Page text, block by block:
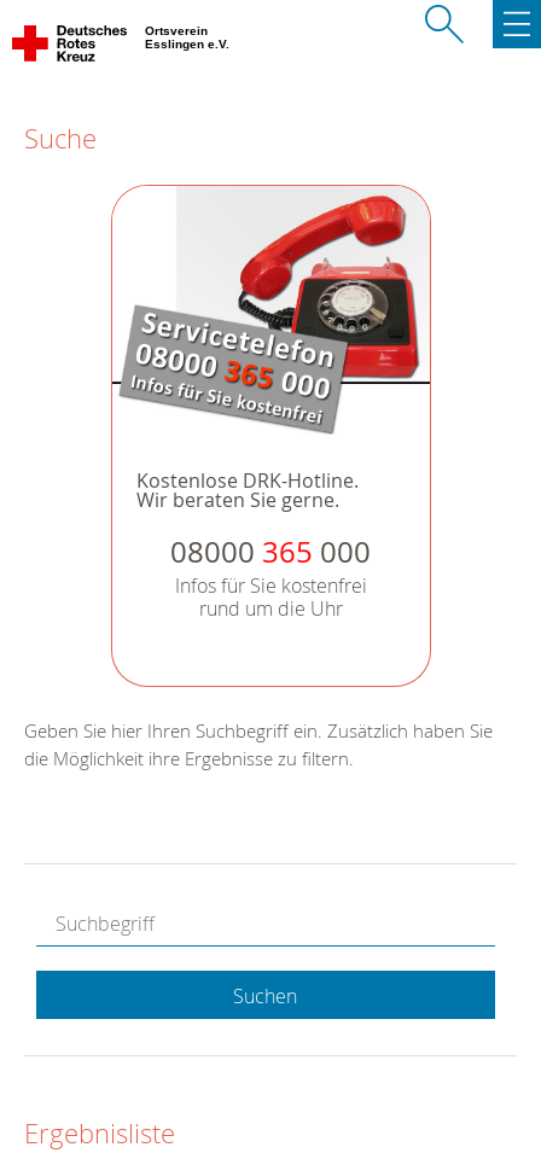
Ortsverein
Esslingen e.V.
Suche
Kostenlose DRK-Hotline.
Wir beraten Sie gerne.
08000 365 000
Infos für Sie kostenfrei
rund um die Uhr
Geben Sie hier Ihren Suchbegriff ein. Zusätzlich haben Sie
die Möglichkeit ihre Ergebnisse zu filtern.
Suchen
Ergebnisliste